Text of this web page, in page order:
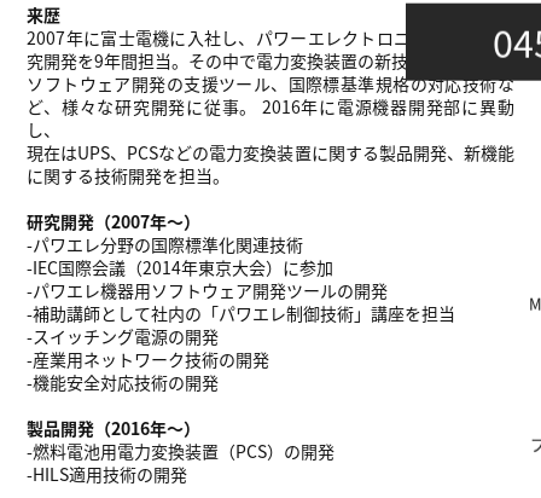
来歴
2007年に富士電機に入社し、パワーエレクトロニクスを含む研
究開発を9年間担当。その中で電力変換装置の新技術開発、
ソフトウェア開発の支援ツール、国際標基準規格の対応技術な
ど、様々な研究開発に従事。 2016年に電源機器開発部に異動
し、
現在はUPS、PCSなどの電力変換装置に関する製品開発、新機能
に関する技術開発を担当。
研究開発（2007年～）
-パワエレ分野の国際標準化関連技術
-IEC国際会議（2014年東京大会）に参加
-パワエレ機器用ソフトウェア開発ツールの開発
-補助講師として社内の「パワエレ制御技術」講座を担当
-スイッチング電源の開発
-産業用ネットワーク技術の開発
-機能安全対応技術の開発
製品開発（2016年～）
-燃料電池用電力変換装置（PCS）の開発
-HILS適用技術の開発